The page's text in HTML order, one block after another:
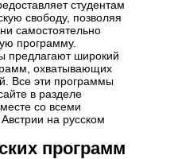
студентам
свободу, позволяя
самостоятельно
программу.
предлагают широкий
охватывающих
Все эти программы
в разделе
со всеми
на русском
программ